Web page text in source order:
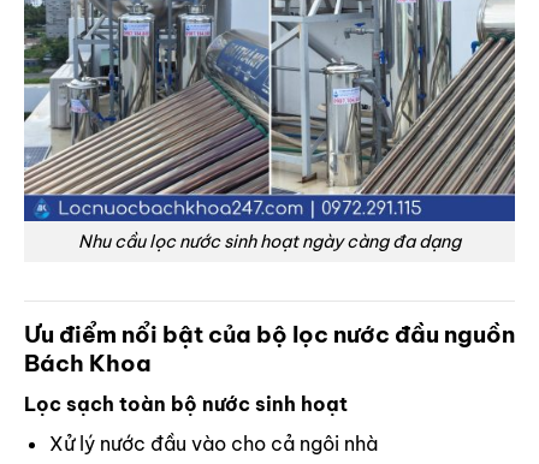
Nhu cầu lọc nước sinh hoạt ngày càng đa dạng
Ưu điểm nổi bật của bộ lọc nước đầu nguồn
Bách Khoa
Lọc sạch toàn bộ nước sinh hoạt
Xử lý nước đầu vào cho cả ngôi nhà